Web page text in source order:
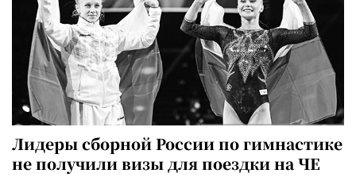
Лидеры сборной России по гимнастике
не получили визы для поездки на ЧЕ